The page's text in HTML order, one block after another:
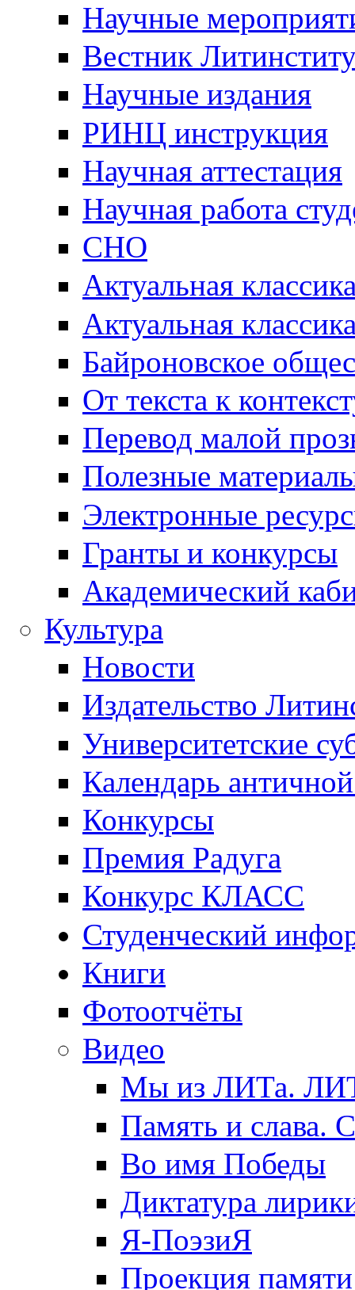
Научные
Вестник
Научные издания
РИНЦ инструкция
Научная аттестация
Научная работа
СНО
Актуальная
Актуальная
Байроновское
От текста к
Перевод малой
Полезные
Электронные
Гранты и конкурсы
Академический
Культура
Новости
Издательство
Университетские
Календарь
Конкурсы
Премия Радуга
Конкурс КЛАСС
Студенческий
Книги
Фотоотчёты
Видео
Мы из ЛИТа.
Память и слава.
Во имя Победы
Диктатура
Я-ПоэзиЯ
Проекция памяти